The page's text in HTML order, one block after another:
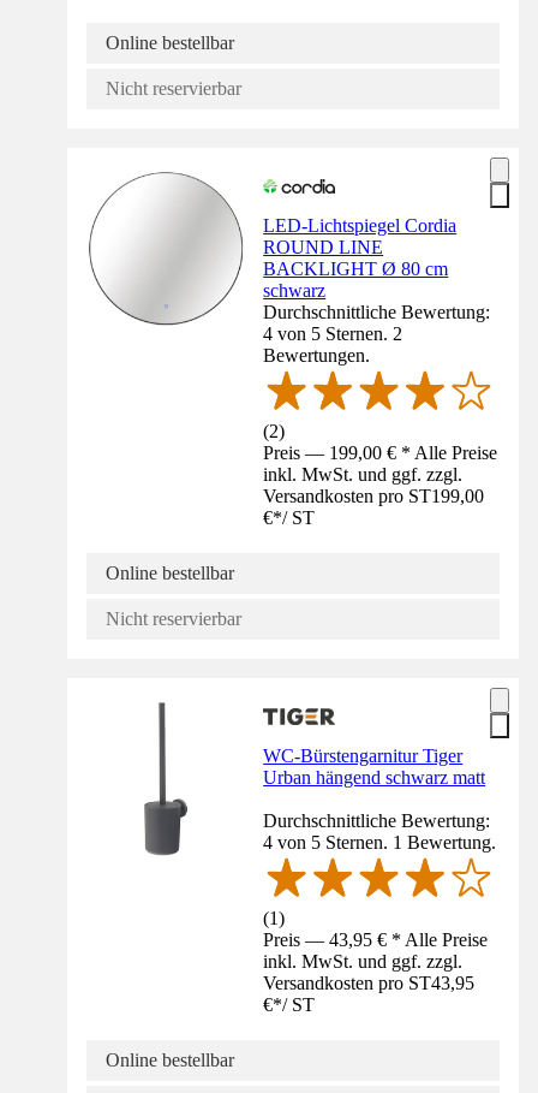
Online bestellbar
Nicht reservierbar
LED-Lichtspiegel Cordia
ROUND LINE
BACKLIGHT Ø 80 cm
schwarz
Durchschnittliche Bewertung:
4 von 5 Sternen. 2
Bewertungen.
(2)
Preis — 199,00 € * Alle Preise
inkl. MwSt. und ggf. zzgl.
Versandkosten pro ST199,00
€*/ ST
Online bestellbar
Nicht reservierbar
WC-Bürstengarnitur Tiger
Urban hängend schwarz matt
Durchschnittliche Bewertung:
4 von 5 Sternen. 1 Bewertung.
(1)
Preis — 43,95 € * Alle Preise
inkl. MwSt. und ggf. zzgl.
Versandkosten pro ST43,95
€*/ ST
Online bestellbar